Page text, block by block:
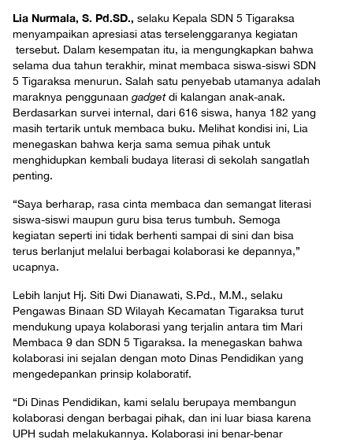
Lia Nurmala, S. Pd.SD., selaku Kepala SDN 5 Tigaraksa
menyampaikan apresiasi atas terselenggaranya kegiatan
tersebut. Dalam kesempatan itu, ia mengungkapkan bahwa
selama dua tahun terakhir, minat membaca siswa-siswi SDN
5 Tigaraksa menurun. Salah satu penyebab utamanya adalah
maraknya penggunaan gadgetdi kalangan anak-anak.
Berdasarkan survei internal, dari 616 siswa, hanya 182 yang
masih tertarik untuk membaca buku. Melihat kondisi ini, Lia
menegaskan bahwa kerja sama semua pihak untuk
menghidupkan kembali budaya literasi di sekolah sangatlah
penting.
“Saya berharap, rasa cinta membaca dan semangat literasi
siswa-siswi maupun guru bisa terus tumbuh. Semoga
kegiatan seperti ini tidak berhenti sampai di sini dan bisa
terus berlanjut melalui berbagai kolaborasi ke depannya,”
ucapnya.
Lebih lanjut Hj. Siti Dwi Dianawati, S.Pd., M.M., selaku
Pengawas Binaan SD Wilayah Kecamatan Tigaraksa turut
mendukung upaya kolaborasi yang terjalin antara tim Mari
Membaca 9 dan SDN 5 Tigaraksa. Ia menegaskan bahwa
kolaborasi ini sejalan dengan moto Dinas Pendidikan yang
mengedepankan prinsip kolaboratif.
“Di Dinas Pendidikan, kami selalu berupaya membangun
kolaborasi dengan berbagai pihak, dan ini luar biasa karena
UPH sudah melakukannya. Kolaborasi ini benar-benar